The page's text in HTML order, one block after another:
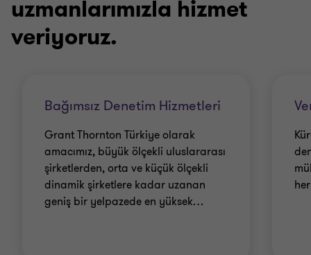
uzmanlarımızla hizmet
veriyoruz.
Bağımsız Denetim Hizmetleri
Grant Thornton Türkiye olarak
amacımız, büyük ölçekli uluslararası
şirketlerden, orta ve küçük ölçekli
dinamik şirketlere kadar uzanan
geniş bir yelpazede en yüksek…